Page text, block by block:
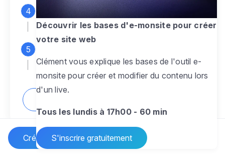
Créer un site Internet
Ajoutez des pagessans limite pour
présenter votre activité, votre passion
pour rendre votre site dynamique
Découvrir les bases d'e-monsite pour créer
votre site web
Clément vous explique les bases de l'outil e-
monsite pour créer et modifier du contenu lors
d'un live.
Tous les lundis à 17h00 - 60 min
S'inscrire gratuitement